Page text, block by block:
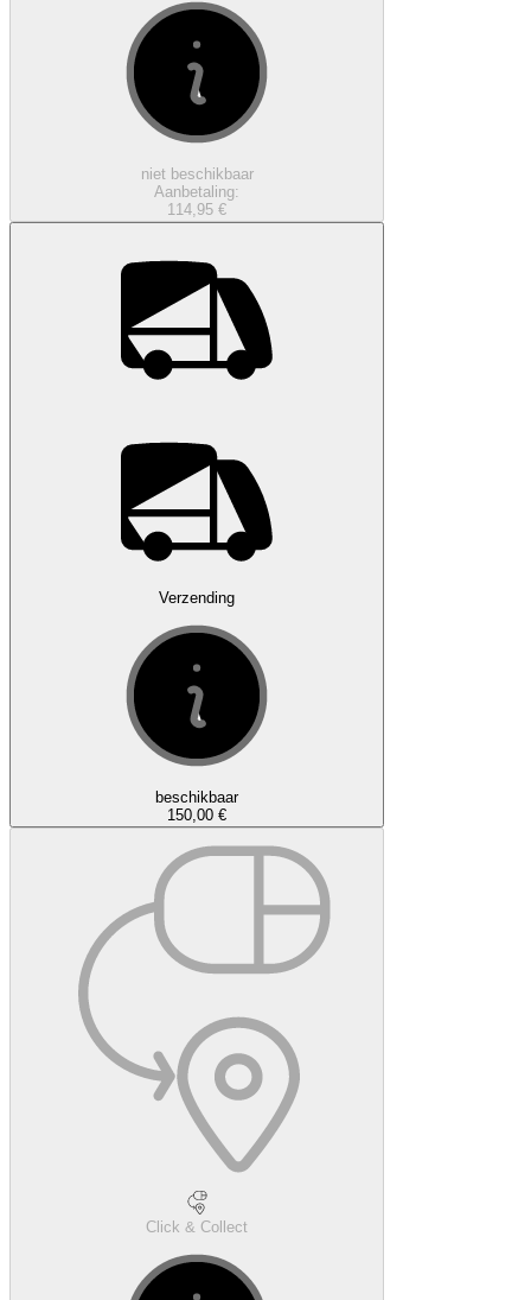
niet beschikbaar
Aanbetaling:
114,95 €
Verzending
beschikbaar
150,00 €
Click & Collect